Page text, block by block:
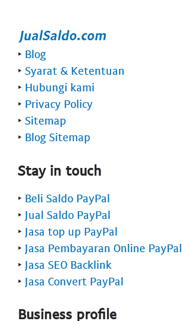
‣ Blog
‣ Syarat & Ketentuan
‣ Hubungi kami
‣ Privacy Policy
‣ Sitemap
‣ Blog Sitemap
Stay in touch
‣ Beli Saldo PayPal
‣ Jual Saldo PayPal
‣ Jasa top up PayPal
‣ Jasa Pembayaran Online PayPal
‣ Jasa SEO Backlink
‣ Jasa Convert PayPal
Business profile